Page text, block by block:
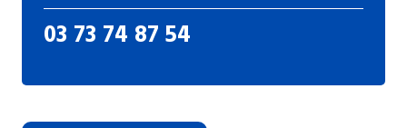
03 73 74 87 54